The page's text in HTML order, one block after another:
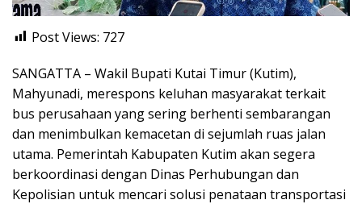
Post Views: 727
SANGATTA – Wakil Bupati Kutai Timur (Kutim),
Mahyunadi, merespons keluhan masyarakat terkait
bus perusahaan yang sering berhenti sembarangan
dan menimbulkan kemacetan di sejumlah ruas jalan
utama. Pemerintah Kabupaten Kutim akan segera
berkoordinasi dengan Dinas Perhubungan dan
Kepolisian untuk mencari solusi penataan transportasi